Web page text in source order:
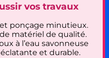
vos travaux
ponçage minutieux.
matériel de qualité.
à l’eau savonneuse
et durable.